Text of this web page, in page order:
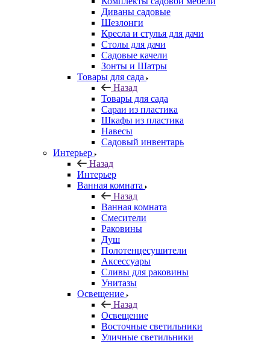
Диваны садовые
Шезлонги
Кресла и стулья для дачи
Столы для дачи
Садовые качели
Зонты и Шатры
Товары для сада
Назад
Товары для сада
Сараи из пластика
Шкафы из пластика
Навесы
Садовый инвентарь
Интерьер
Назад
Интерьер
Ванная комната
Назад
Ванная комната
Смесители
Раковины
Душ
Полотенцесушители
Аксессуары
Сливы для раковины
Унитазы
Освещение
Назад
Освещение
Восточные светильники
Уличные светильники